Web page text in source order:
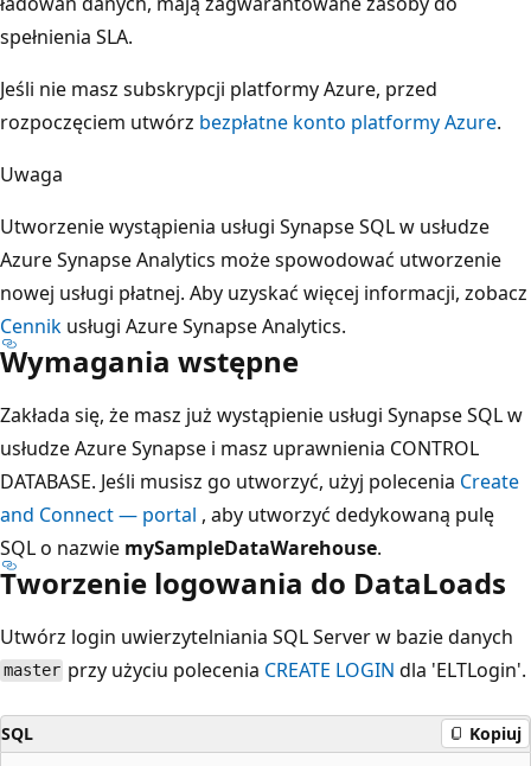
spełnienia SLA.
Jeśli nie masz subskrypcji platformy Azure, przed
rozpoczęciem utwórz bezpłatne konto platformy Azure.
Uwaga
Utworzenie wystąpienia usługi Synapse SQL w usłudze
Azure Synapse Analytics może spowodować utworzenie
nowej usługi płatnej. Aby uzyskać więcej informacji, zobacz
Cennik usługi Azure Synapse Analytics.
Wymagania wstępne
Zakłada się, że masz już wystąpienie usługi Synapse SQL w
usłudze Azure Synapse i masz uprawnienia CONTROL
DATABASE. Jeśli musisz go utworzyć, użyj polecenia Create
and Connect — portal , aby utworzyć dedykowaną pulę
SQL o nazwie mySampleDataWarehouse.
Tworzenie logowania do DataLoads
Utwórz login uwierzytelniania SQL Server w bazie danych
master przy użyciu polecenia CREATE LOGIN dla 'ELTLogin'.
SQL Kopiuj